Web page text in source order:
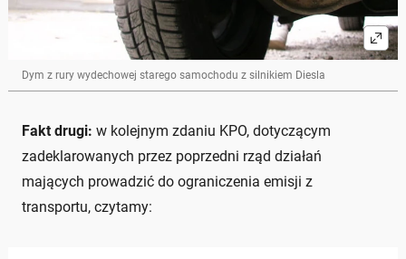
Dym z rury wydechowej starego samochodu z silnikiem Diesla
Fakt drugi: w kolejnym zdaniu KPO, dotyczącym
zadeklarowanych przez poprzedni rząd działań
mających prowadzić do ograniczenia emisji z
transportu, czytamy: